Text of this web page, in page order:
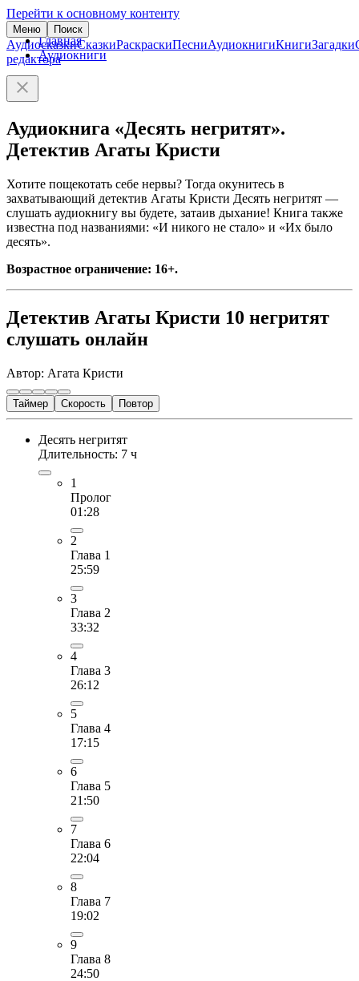
Перейти к основному контенту
Меню Поиск
АудиосказкиСказкиРаскраскиПесниАудиокнигиКнигиЗагадки
редактора
Главная
Аудиокниги
Аудиокнига «Десять негритят».
Детектив Агаты Кристи
Хотите пощекотать себе нервы? Тогда окунитесь в
захватывающий детектив Агаты Кристи Десять негритят —
слушать аудиокнигу вы будете, затаив дыхание! Книга также
известна под названиями: «И никого не стало» и «Их было
десять».
Возрастное ограничение: 16+.
Детектив Агаты Кристи 10 негритят
слушать онлайн
Автор: Агата Кристи
Таймер Скорость Повтор
Десять негритят
Длительность: 7 ч
1
Пролог
01:28
2
Глава 1
25:59
3
Глава 2
33:32
4
Глава 3
26:12
5
Глава 4
17:15
6
Глава 5
21:50
7
Глава 6
22:04
8
Глава 7
19:02
9
Глава 8
24:50